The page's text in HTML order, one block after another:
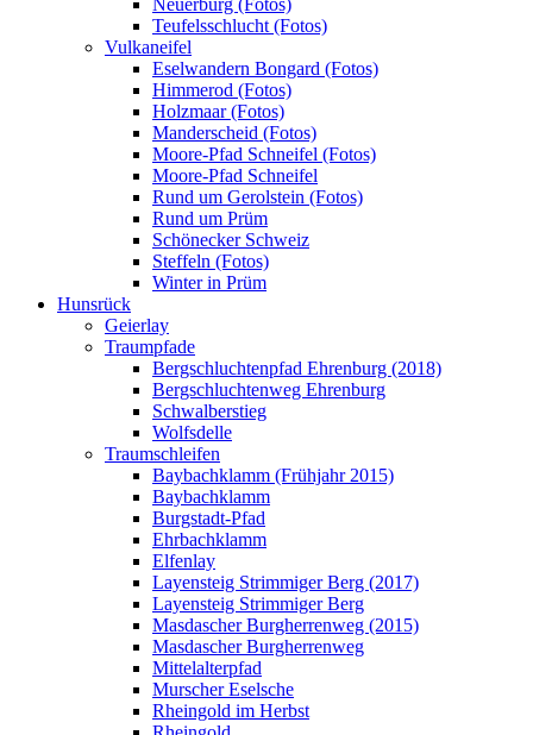
Neuerburg (Fotos)
Teufelsschlucht (Fotos)
Vulkaneifel
Eselwandern Bongard (Fotos)
Himmerod (Fotos)
Holzmaar (Fotos)
Manderscheid (Fotos)
Moore-Pfad Schneifel (Fotos)
Moore-Pfad Schneifel
Rund um Gerolstein (Fotos)
Rund um Prüm
Schönecker Schweiz
Steffeln (Fotos)
Winter in Prüm
Hunsrück
Geierlay
Traumpfade
Bergschluchtenpfad Ehrenburg (2018)
Bergschluchtenweg Ehrenburg
Schwalberstieg
Wolfsdelle
Traumschleifen
Baybachklamm (Frühjahr 2015)
Baybachklamm
Burgstadt-Pfad
Ehrbachklamm
Elfenlay
Layensteig Strimmiger Berg (2017)
Layensteig Strimmiger Berg
Masdascher Burgherrenweg (2015)
Masdascher Burgherrenweg
Mittelalterpfad
Murscher Eselsche
Rheingold im Herbst